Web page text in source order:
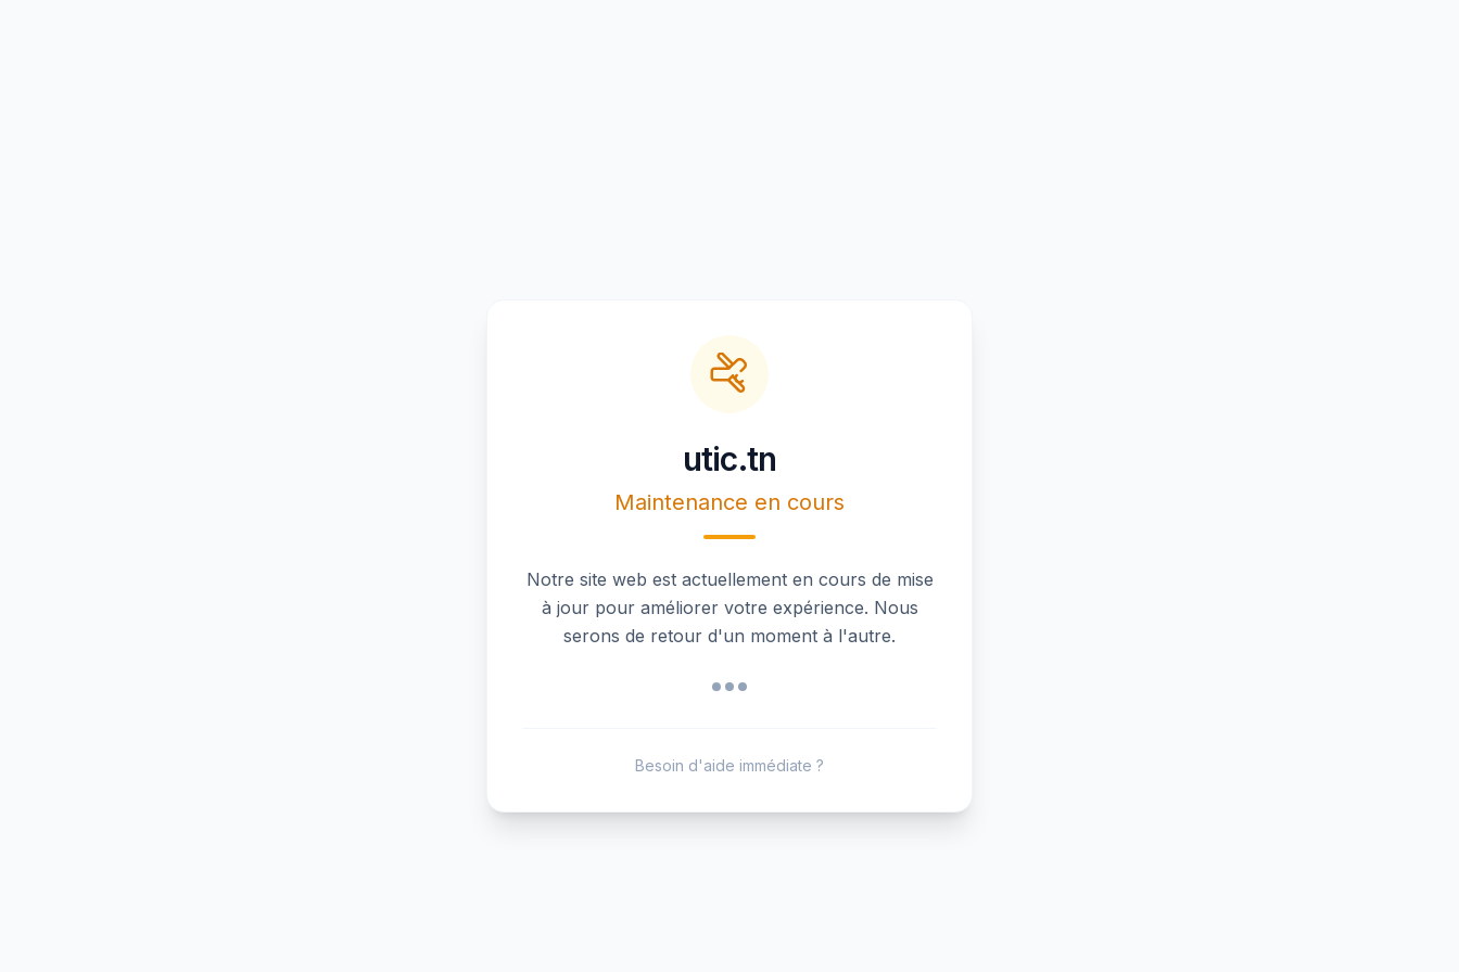
utic.tn
Maintenance en cours
Notre site web est actuellement en cours de mise
à jour pour améliorer votre expérience. Nous
serons de retour d'un moment à l'autre.
Besoin d'aide immédiate ?